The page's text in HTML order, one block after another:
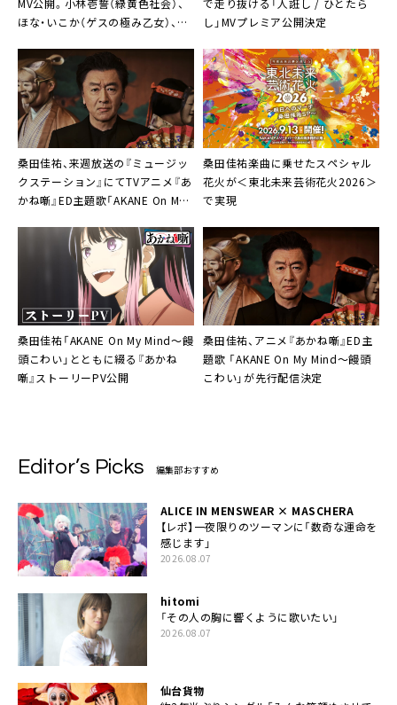
ほな・いこか（ゲスの極み乙女）、俳
し」MVプレミア公開決定
桑田佳祐、来週放送の『ミュージッ
クステーション』にてTVアニメ『あ
かね噺』ED主題歌「AKANE On My
桑田佳祐楽曲に乗せたスペシャル
花火が＜東北未来芸術花火2026＞
で実現
桑田佳祐「AKANE On My Mind〜饅
頭こわい」とともに綴る『あかね
噺』ストーリーPV公開
桑田佳祐、アニメ『あかね噺』ED主
題歌 「AKANE On My Mind〜饅頭
こわい」が先行配信決定
Editor’s Picks 編集部おすすめ
ALICE IN MENSWEAR × MASCHERA
【レポ】一夜限りのツーマンに「数奇な運命を
感じます」
2026.08.07
hitomi
「その人の胸に響くように歌いたい」
2026.08.07
仙台貨物